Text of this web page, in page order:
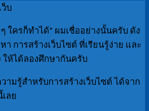
บ
ใครก็ทำได้” ผมเชื่ออย่างนั้นครับ ดัง
า การสร้างเว็บไซต์ ที่เรียนรู้ง่าย และ
ให้ได้ลองศึกษากันครับ
มรู้สำหรับการสร้างเว็บไซต์ ได้จาก
ลย